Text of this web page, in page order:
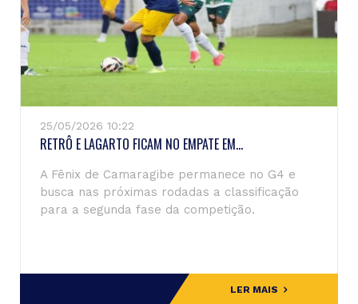
25/05/2026 10:22
RETRÔ E LAGARTO FICAM NO EMPATE EM...
A Fênix de Camaragibe permanece no G4 e
busca nas próximas rodadas a classificação
para a segunda fase da competição.
LER MAIS